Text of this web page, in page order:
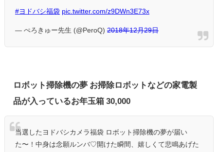
#ヨドバシ福袋 pic.twitter.com/z9DWn3E73x
— ぺろきゅー先生 (@PeroQ) 2018年12月29日
ロボット掃除機の夢 お掃除ロボットなどの家電製
品が入っているお年玉箱 30,000
当選したヨドバシカメラ福袋 ロボット掃除機の夢が届い
た〜！中身は念願ルンバ♡開けた瞬間、嬉しくて悲鳴あげた